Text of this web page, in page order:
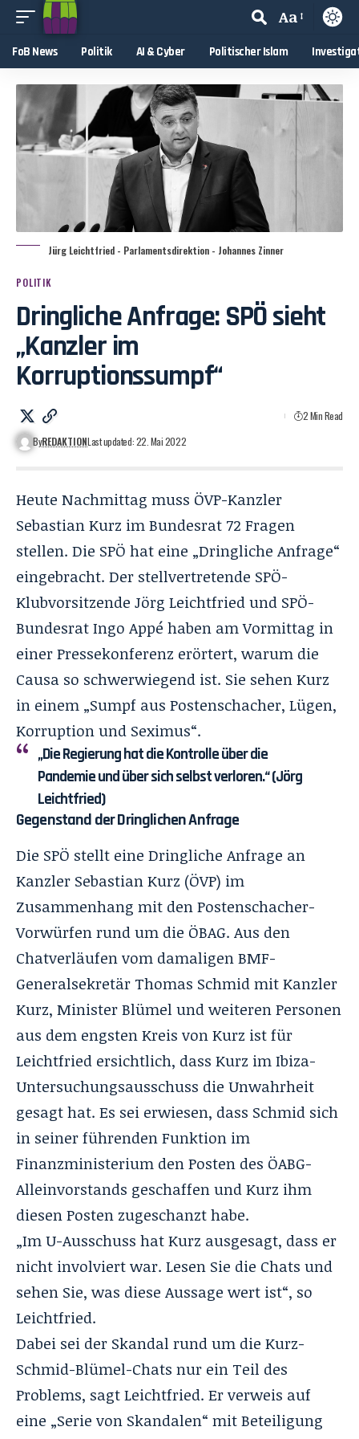
Aa
FoB News Politik AI & Cyber Politischer Islam
Jürg Leichtfried - Parlamentsdirektion - Johannes Zinner
POLITIK
Dringliche Anfrage: SPÖ sieht
„Kanzler im
Korruptionssumpf“
ByREDAKTIONLast updated: 22. Mai 2022
2 Min Read
Heute Nachmittag muss ÖVP-Kanzler
Sebastian Kurz im Bundesrat 72 Fragen
stellen. Die SPÖ hat eine „Dringliche Anfrage“
eingebracht. Der stellvertretende SPÖ-
Klubvorsitzende Jörg Leichtfried und SPÖ-
Bundesrat Ingo Appé haben am Vormittag in
einer Pressekonferenz erörtert, warum die
Causa so schwerwiegend ist. Sie sehen Kurz
in einem „Sumpf aus Postenschacher, Lügen,
Korruption und Seximus“.
„Die Regierung hat die Kontrolle über die
Pandemie und über sich selbst verloren.“ (Jörg
Leichtfried)
Gegenstand der Dringlichen Anfrage
Die SPÖ stellt eine Dringliche Anfrage an
Kanzler Sebastian Kurz (ÖVP) im
Zusammenhang mit den Postenschacher-
Vorwürfen rund um die ÖBAG. Aus den
Chatverläufen vom damaligen BMF-
Generalsekretär Thomas Schmid mit Kanzler
Kurz, Minister Blümel und weiteren Personen
aus dem engsten Kreis von Kurz ist für
Leichtfried ersichtlich, dass Kurz im Ibiza-
Untersuchungsausschuss die Unwahrheit
gesagt hat. Es sei erwiesen, dass Schmid sich
in seiner führenden Funktion im
Finanzministerium den Posten des ÖABG-
Alleinvorstands geschaffen und Kurz ihm
diesen Posten zugeschanzt habe.
„Im U-Ausschuss hat Kurz ausgesagt, dass er
nicht involviert war. Lesen Sie die Chats und
sehen Sie, was diese Aussage wert ist“, so
Leichtfried.
Dabei sei der Skandal rund um die Kurz-
Schmid-Blümel-Chats nur ein Teil des
Problems, sagt Leichtfried. Er verweis auf
eine „Serie von Skandalen“ mit Beteiligung